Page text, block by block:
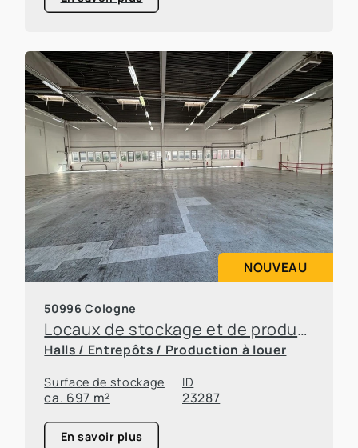
NOUVEAU
50996 Cologne
Locaux de stockage et de production à Rodenkirchen
Halls / Entrepôts / Production à louer
Surface de stockage
ca. 697 m²
ID
23287
En savoir plus